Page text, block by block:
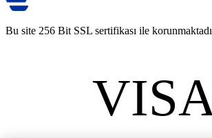
Bu site 256 Bit SSL sertifikası ile